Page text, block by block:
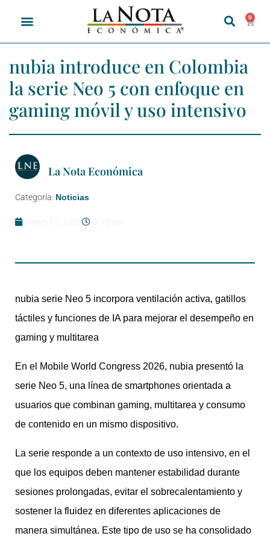
0
nubia introduce en Colombia
la serie Neo 5 con enfoque en
gaming móvil y uso intensivo
La Nota Económica
Categoría: Noticias
nubia serie Neo 5 incorpora ventilación activa, gatillos
táctiles y funciones de IA para mejorar el desempeño en
gaming y multitarea
En el Mobile World Congress 2026, nubia presentó la
serie Neo 5, una línea de smartphones orientada a
usuarios que combinan gaming, multitarea y consumo
de contenido en un mismo dispositivo.
La serie responde a un contexto de uso intensivo, en el
que los equipos deben mantener estabilidad durante
sesiones prolongadas, evitar el sobrecalentamiento y
sostener la fluidez en diferentes aplicaciones de
manera simultánea. Este tipo de uso se ha consolidado